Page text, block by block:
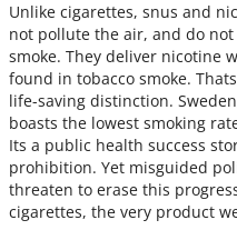
Unlike cigarettes, snus and
not pollute the air, and do
smoke. They deliver nicotine
found in tobacco smoke.
life-saving distinction.
boasts the lowest smoking
Its a public health success
prohibition. Yet misguided
threaten to erase this
cigarettes, the very product